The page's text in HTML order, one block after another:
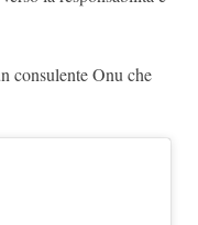
consulente Onu che